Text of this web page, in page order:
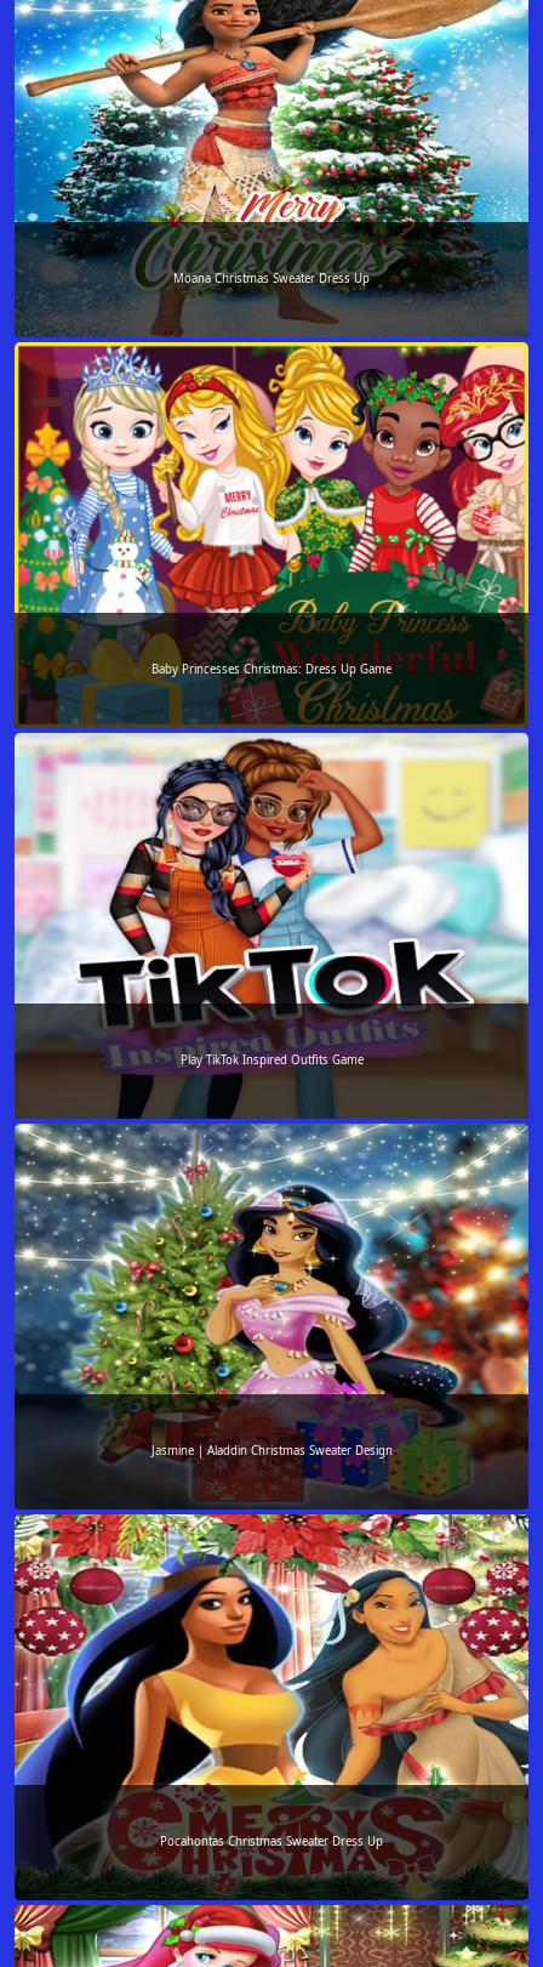
Moana Christmas Sweater Dress Up
Baby Princesses Christmas: Dress Up Game
Play TikTok Inspired Outfits Game
Jasmine | Aladdin Christmas Sweater Design
Pocahontas Christmas Sweater Dress Up